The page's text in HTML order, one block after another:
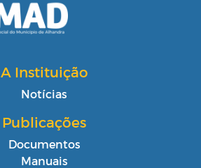
A Instituição
Notícias
Publicações
Documentos
Manuais